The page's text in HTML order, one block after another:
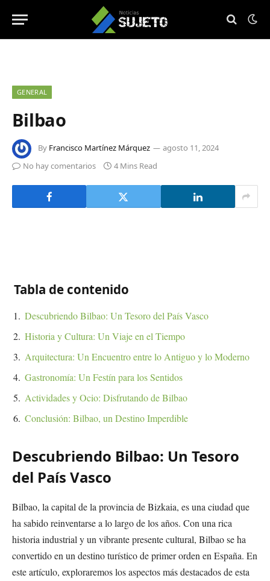
GENERAL
Bilbao
By Francisco Martínez Márquez
agosto 11, 2024
No hay comentarios
4 Mins Read
Tabla de contenido
Descubriendo Bilbao: Un Tesoro del País Vasco
Historia y Cultura: Un Viaje en el Tiempo
Arquitectura: Un Encuentro entre lo Antiguo y lo Moderno
Gastronomía: Un Festín para los Sentidos
Actividades y Ocio: Disfrutando de Bilbao
Conclusión: Bilbao, un Destino Imperdible
Descubriendo Bilbao: Un Tesoro
del País Vasco
Bilbao, la capital de la provincia de Bizkaia, es una ciudad que
ha sabido reinventarse a lo largo de los años. Con una rica
historia industrial y un vibrante presente cultural, Bilbao se ha
convertido en un destino turístico de primer orden en España. En
este artículo, exploraremos los aspectos más destacados de esta